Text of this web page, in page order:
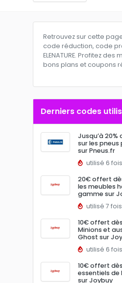
Retrouvez sur cette
code réduction, code
ELENATURE. Profitez des
bons plans et coupons
Derniers codes
Jusqu’à
sur les
sur Pneus.fr
utilisé 6 fois
20€ offert
les meubles
gamme sur
utilisé 7 fois
10€ offert
Minions et
Ghost sur
utilisé 6 fois
10€ offert
essentiels de
sur Joybuy